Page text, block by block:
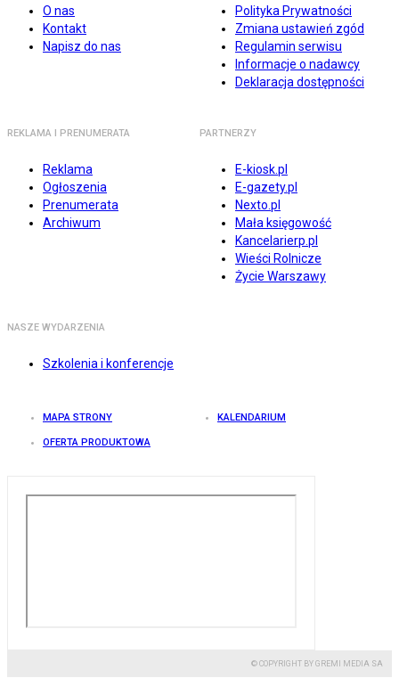
O nas
Kontakt
Napisz do nas
Polityka Prywatności
Zmiana ustawień zgód
Regulamin serwisu
Informacje o nadawcy
Deklaracja dostępności
REKLAMA I PRENUMERATA
Reklama
Ogłoszenia
Prenumerata
Archiwum
PARTNERZY
E-kiosk.pl
E-gazety.pl
Nexto.pl
Mała księgowość
Kancelarierp.pl
Wieści Rolnicze
Życie Warszawy
NASZE WYDARZENIA
Szkolenia i konferencje
MAPA STRONY KALENDARIUM
OFERTA PRODUKTOWA
© COPYRIGHT BY GREMI MEDIA SA